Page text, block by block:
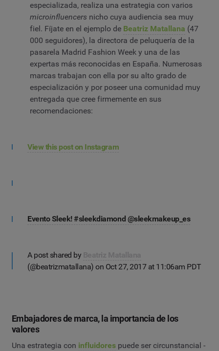
especializada, realiza una estrategia con varios
microinfluencers nicho cuya audiencia sea muy
fiel. Fíjate en el ejemplo de Beatriz Matallana (47
000 seguidores), la directora de peluquería de la
pasarela Madrid Fashion Week y una de las
expertas más reconocidas en España. Numerosas
marcas trabajan con ella por su alto grado de
especialización y por poseer una comunidad muy
entregada que cree firmemente en sus
recomendaciones:
View this post on Instagram
Evento Sleek! #sleekdiamond @sleekmakeup_es
A post shared by
(@beatrizmatallana) on Oct 27, 2017 at 11:06am PDT
Embajadores de marca, la importancia de los
valores
Una estrategia con influidores puede ser circunstancial -